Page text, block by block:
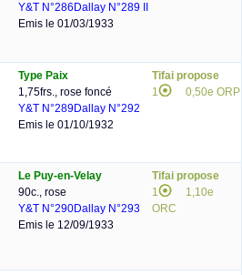
Y&T N°286 Dallay N°289 II
Emis le 01/03/1933
Type Paix
1,75frs., rose foncé
Y&T N°289Dallay N°292
Emis le 01/10/1932
Tifai propose
1
0,50e ORP
Le Puy-en-Velay
90c., rose
Y&T N°290Dallay N°293
Emis le 12/09/1933
Tifai propose
1
1,10e
ORC